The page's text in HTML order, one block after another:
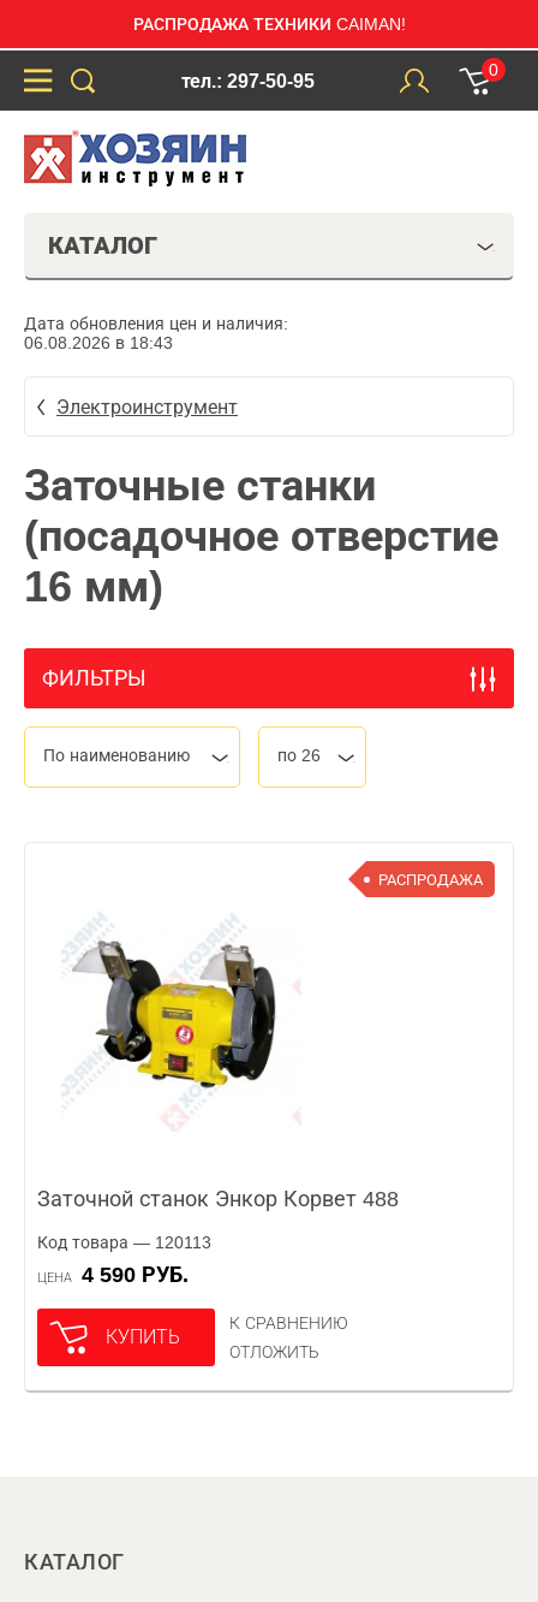
РАСПРОДАЖА ТЕХНИКИ CAIMAN!
тел.: 297-50-95
0
КАТАЛОГ
Дата обновления цен и наличия:
06.08.2026 в 18:43
Электроинструмент
Заточные станки
(посадочное отверстие
16 мм)
ФИЛЬТРЫ
По наименованию по 26
РАСПРОДАЖА
Заточной станок Энкор Корвет 488
Код товара — 120113
ЦЕНА 4 590 РУБ.
КУПИТЬ
К СРАВНЕНИЮ
ОТЛОЖИТЬ
КАТАЛОГ